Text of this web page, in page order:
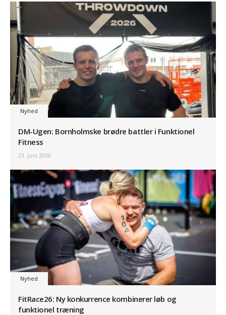
Nyhed
DM-Ugen: Bornholmske brødre battler i Funktionel
Fitness
23. juni 2026
Nyhed
FitRace26: Ny konkurrence kombinerer løb og
funktionel træning